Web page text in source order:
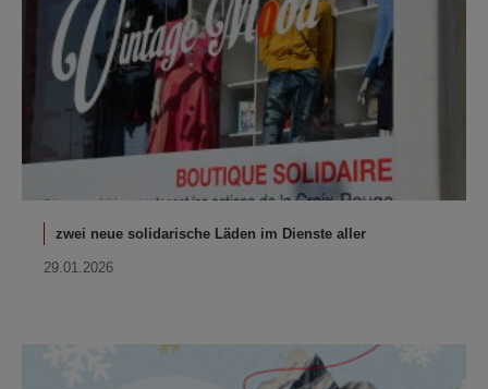
zwei neue solidarische Läden im Dienste aller
29.01.2026